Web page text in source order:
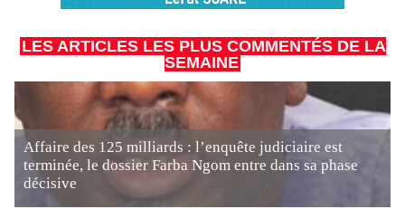
LES ARTICLES LES PLUS COMMENTÉS DE LA
SEMAINE
Affaire des 125 milliards : l’enquête judiciaire est
terminée, le dossier Farba Ngom entre dans sa phase
décisive